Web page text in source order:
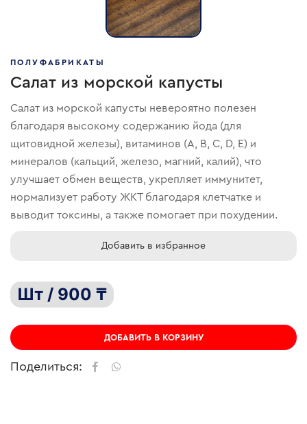
ПОЛУФАБРИКАТЫ
Салат из морской капусты
Салат из морской капусты невероятно полезен
благодаря высокому содержанию йода (для
щитовидной железы), витаминов (A, B, C, D, E) и
минералов (кальций, железо, магний, калий), что
улучшает обмен веществ, укрепляет иммунитет,
нормализует работу ЖКТ благодаря клетчатке и
выводит токсины, а также помогает при похудении.
Добавить в избранное
Шт / 900 ₸
ДОБАВИТЬ В КОРЗИНУ
Поделиться: